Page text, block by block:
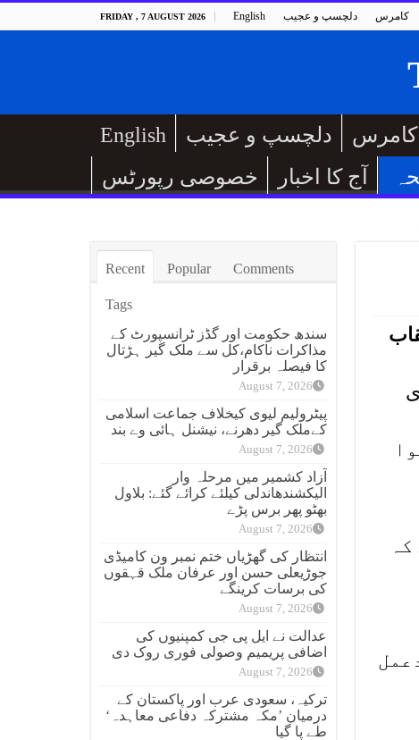
FRIDAY , 7 AUGUST 2026 English دلچسپ و عجیب کامرس
English دلچسپ و عجیب کامرس
خصوصی رپورٹس
آج کا اخبار
نقاب
Recent Popular Comments
Tags
سندھ حکومت اور گڈز ٹرانسپورٹ کے
مذاکرات ناکام،کل سے ملک گیر ہڑتال
کا فیصلہ برقرار
August 7, 2026
پیٹرولیم لیوی کیخلاف جماعت اسلامی
کےملک گیر دھرنے، نیشنل ہائی وے بند
August 7, 2026
آزاد کشمیر میں مرحلہ وار
الیکشندھاندلی کیلئے کرائے گئے: بلاول
بھٹو پھر برس پڑے
August 7, 2026
انتظار کی گھڑیاں ختم نمبر ون کامیڈی
جوڑیعلی حسن اور عرفان ملک قہقوں
کی برسات کرینگے
August 7, 2026
عدالت نے ایل پی جی کمپنیوں کی
اضافی پریمیم وصولی فوری روک دی
August 7, 2026
ترکیہ، سعودی عرب اور پاکستان کے
درمیان ’مکہ مشترکہ دفاعی معاہدہ‘
طے پا گیا